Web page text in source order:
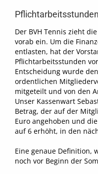
Der BVH Tennis zieht
vorab ein. Um die
entlasten, hat der
Pflichtarbeitsstunden
Entscheidung wurde
ordentlichen
mitgeteilt und von den
Unser Kassenwart
Betrag, der auf der
Euro angehoben und
auf 6 erhöht, in den
Eine genaue Definition,
noch vor Beginn der